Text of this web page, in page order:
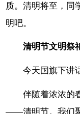
质。清明将至，同
明吧。
清明节文明祭
今天国旗下讲
伴随着浓浓的
——清明节。我们